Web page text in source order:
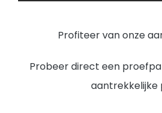
Profiteer van onze
Probeer direct een
aantrekkelijke